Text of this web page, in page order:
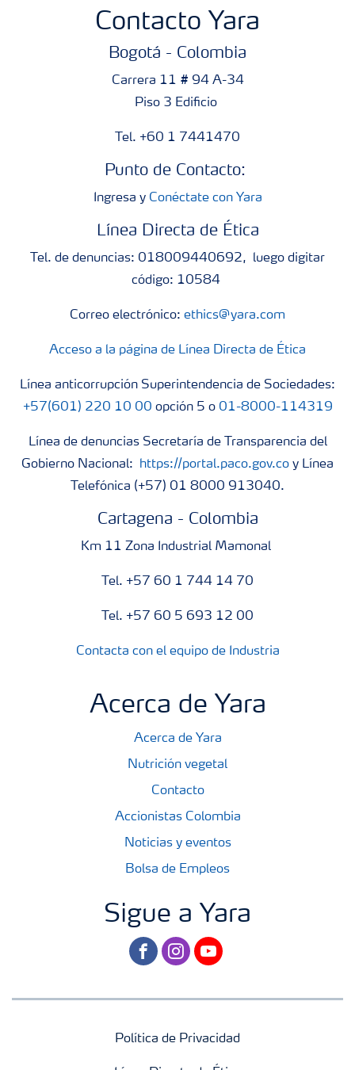
Contacto Yara
Bogotá - Colombia
Carrera 11 # 94 A-34
Piso 3 Edificio
Tel. +60 1 7441470
Punto de Contacto:
Ingresa y Conéctate con Yara
Línea Directa de Ética
Tel. de denuncias: 018009440692, luego digitar
código: 10584
Correo electrónico: ethics@yara.com
Acceso a la página de Línea Directa de Ética
Línea anticorrupción Superintendencia de Sociedades:
+57(601) 220 10 00 opción 5 o 01-8000-114319
Línea de denuncias Secretaría de Transparencia del
Gobierno Nacional:
https://portal.paco.gov.co y Línea
Telefónica (+57) 01 8000 913040.
Cartagena - Colombia
Km 11 Zona Industrial Mamonal
Tel. +57 60 1 744 14 70
Tel. +57 60 5 693 12 00
Contacta con el equipo de Industria
Acerca de Yara
Acerca de Yara
Nutrición vegetal
Contacto
Accionistas Colombia
Noticias y eventos
Bolsa de Empleos
Sigue a Yara
facebookinstagram
youtube
Política de Privacidad